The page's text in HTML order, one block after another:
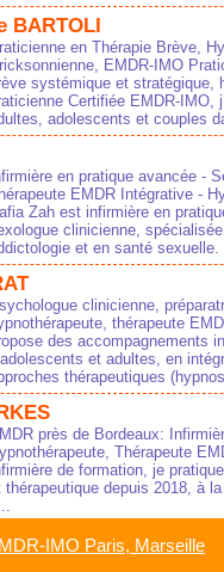
BARTOLI
en Thérapie Brève,
EMDR-IMO
systémique et stratégique,
Certifiée EMDR-IMO,
adolescents et couples
en pratique avancée -
EMDR Intégrative -
Zah est infirmière en
clinicienne,
et en santé
clinicienne,
thérapeute
des accompagnements
et adultes, en
thérapeutiques
près de Bordeaux:
Thérapeute
de formation, je
thérapeutique depuis 2018, à
en EMDR Intégrative
IMO Paris, Marseille